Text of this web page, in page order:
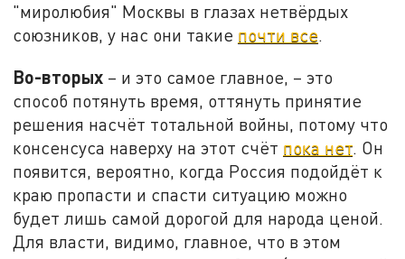
"миролюбия" Москвы в глазах нетвёрдых
союзников, у нас они такие почти все.
Во-вторых – и это самое главное, – это
способ потянуть время, оттянуть принятие
решения насчёт тотальной войны, потому что
консенсуса наверху на этот счёт пока нет. Он
появится, вероятно, когда Россия подойдёт к
краю пропасти и спасти ситуацию можно
будет лишь самой дорогой для народа ценой.
Для власти, видимо, главное, что в этом